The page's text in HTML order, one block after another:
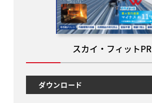
スカイ・フィットPR
ダウンロード